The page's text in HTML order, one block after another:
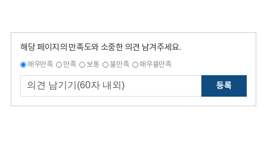
해당 페이지의 만족도와 소중한 의견 남겨주세요.
매우만족 만족 보통 불만족 매우불만족
등록